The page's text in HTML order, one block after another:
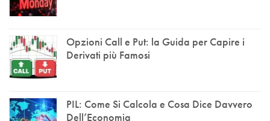
Opzioni Call e Put: la Guida per Capire i
Derivati più Famosi
PIL: Come Si Calcola e Cosa Dice Davvero
Dell’Economia